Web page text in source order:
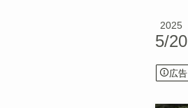
2025
5/20
広告